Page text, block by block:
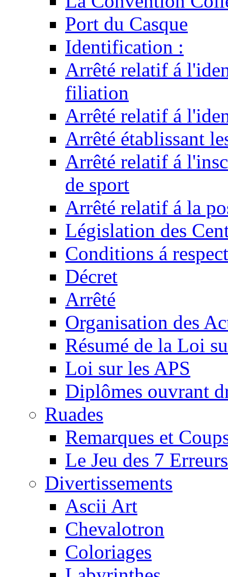
Port du Casque
Identification :
Arrêté relatif á
filiation
Arrêté relatif á
Arrêté établissant
Arrêté relatif á
de sport
Arrêté relatif á la
Législation des
Conditions á
Décret
Arrêté
Organisation des
Résumé de la Loi
Loi sur les APS
Diplômes ouvrant
Ruades
Remarques et
Le Jeu des 7 Erreurs
Divertissements
Ascii Art
Chevalotron
Coloriages